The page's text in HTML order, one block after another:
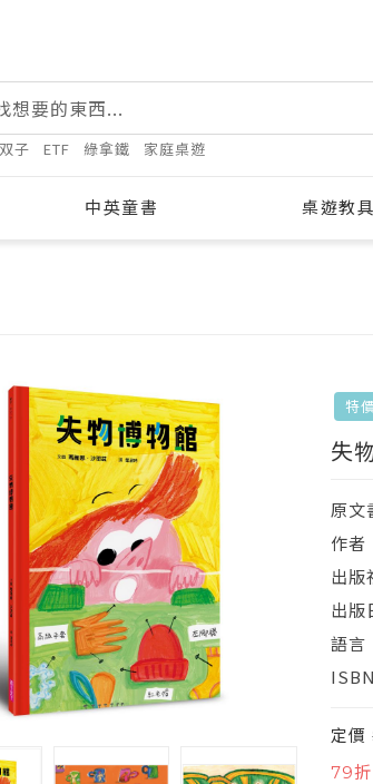
子 ETF 綠拿鐵 家庭桌遊
中英童書 桌遊教具
特
失
原文
作者
出版
出版
語言
ISBN
定價
79折